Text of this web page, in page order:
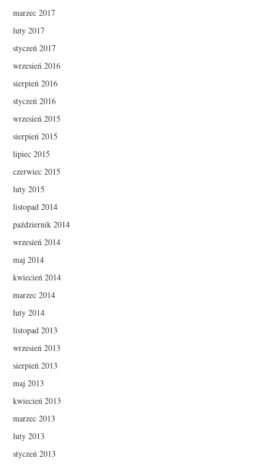
marzec 2017
luty 2017
styczeń 2017
wrzesień 2016
sierpień 2016
styczeń 2016
wrzesień 2015
sierpień 2015
lipiec 2015
czerwiec 2015
luty 2015
listopad 2014
październik 2014
wrzesień 2014
maj 2014
kwiecień 2014
marzec 2014
luty 2014
listopad 2013
wrzesień 2013
sierpień 2013
maj 2013
kwiecień 2013
marzec 2013
luty 2013
styczeń 2013